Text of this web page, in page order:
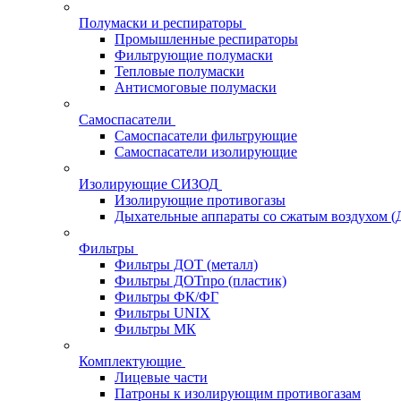
Полумаски и респираторы
Промышленные респираторы
Фильтрующие полумаски
Тепловые полумаски
Антисмоговые полумаски
Самоспасатели
Самоспасатели фильтрующие
Самоспасатели изолирующие
Изолирующие СИЗОД
Изолирующие противогазы
Дыхательные аппараты со сжатым воздухом
Фильтры
Фильтры ДОТ (металл)
Фильтры ДОТпро (пластик)
Фильтры ФК/ФГ
Фильтры UNIX
Фильтры МК
Комплектующие
Лицевые части
Патроны к изолирующим противогазам